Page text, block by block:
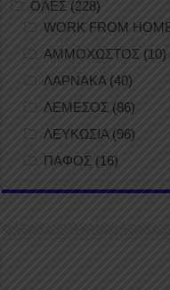
ΟΛΕΣ (228)
WORK FROM
ΑΜΜΟΧΩΣΤΟΣ (10)
ΛΑΡΝΑΚΑ(40)
ΛΕΜΕΣΟΣ (86)
ΛΕΥΚΩΣΙΑ (96)
ΠΑΦΟΣ (16)